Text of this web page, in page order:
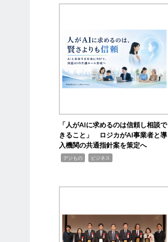
「人がAIに求めるのは信頼し相談で
きること」 ロジカがAI事業者と導
入機関の共通指針案を策定へ
デジもの ビジネス